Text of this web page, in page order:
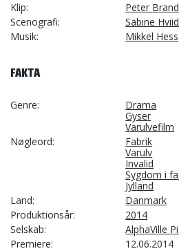
Klip
Peter
Scenografi
Sabine Hviid
Musik
Mikkel Hess
FAKTA
Genre
Drama
Gyser
Varulvefilm
Nøgleord
Fabrik
Varulv
Invalid
Sygdom i
Jylland
Land
Danmark
Produktionsår
2014
Selskab
AlphaVille
Premiere
12.06.2014